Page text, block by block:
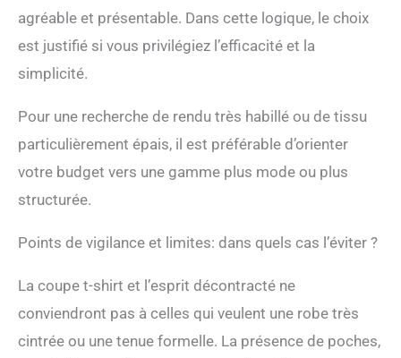
agréable et présentable. Dans cette logique, le choix
est justifié si vous privilégiez l’efficacité et la
simplicité.
Pour une recherche de rendu très habillé ou de tissu
particulièrement épais, il est préférable d’orienter
votre budget vers une gamme plus mode ou plus
structurée.
Points de vigilance et limites: dans quels cas l’éviter ?
La coupe t-shirt et l’esprit décontracté ne
conviendront pas à celles qui veulent une robe très
cintrée ou une tenue formelle. La présence de poches,